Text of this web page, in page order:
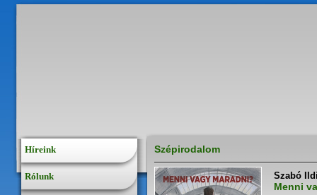
Híreink
Rólunk
Szépirodalom
Szabó
Menni